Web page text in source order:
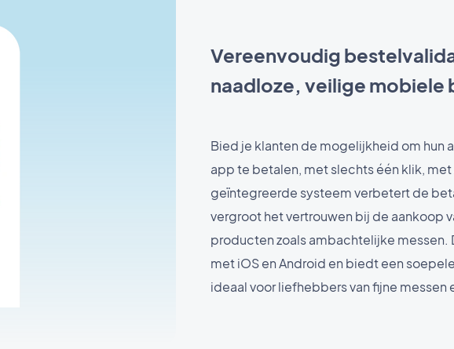
Vereenvoudig
naadloze, veilige mobiele
Bied je klanten de mogelijkheid om hun
app te betalen, met slechts één klik, met
geïntegreerde systeem verbetert de
vergroot het vertrouwen bij de aankoop
producten zoals ambachtelijke
met iOS en Android en biedt een
ideaal voor liefhebbers van fijne messen